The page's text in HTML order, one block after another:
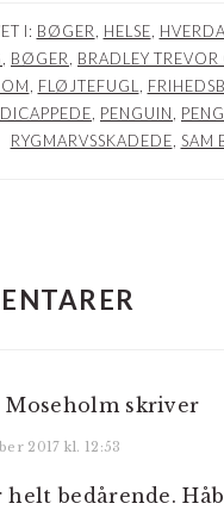
I: BØGER, HELSE,
, BØGER, BRADLEY TREVOR
, FLØJTEFUGL,
, PENGUIN,
RYGMARVSSKADEDE, SAM
skriver
2017 kl. 12:53
helt bedårende.